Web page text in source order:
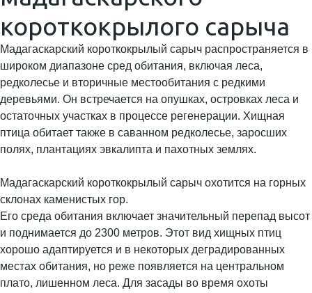
короткокрылого сарыча
Мадагаскарский короткокрылый сарыч распространяется в
широком диапазоне сред обитания, включая леса,
редколесье и вторичные местообитания с редкими
деревьями. Он встречается на опушках, островках леса и
остаточных участках в процессе регенерации. Хищная
птица обитает также в саванном редколесье, заросших
полях, плантациях эвкалипта и пахотных землях.
Мадагаскарский короткокрылый сарыч охотится на горных
склонах каменистых гор.
Его среда обитания включает значительный перепад высот
и поднимается до 2300 метров. Этот вид хищных птиц
хорошо адаптируется и в некоторых деградированных
местах обитания, но реже появляется на центральном
плато, лишенном леса. Для засады во время охоты